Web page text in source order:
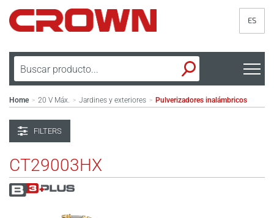
ES
Home > 20 V Máx. > Jardines y exteriores > Pulverizadores inalámbricos
FILTERS
CT29003HX